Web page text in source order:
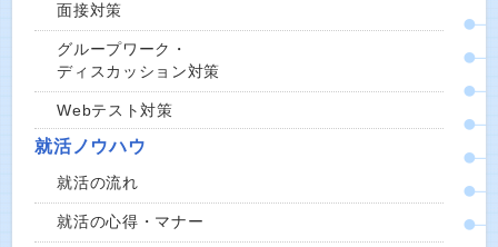
面接対策
グループワーク・
ディスカッション対策
Webテスト対策
就活ノウハウ
就活の流れ
就活の心得・マナー